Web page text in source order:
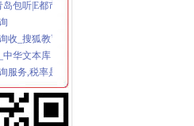
收_搜狐教育_搜狐网
中华文本库
服务,税率是多少？_中华会计网校_税务网校
爱问分类
爱问分类
格在哪里查询-山西国税答疑170
：四川财